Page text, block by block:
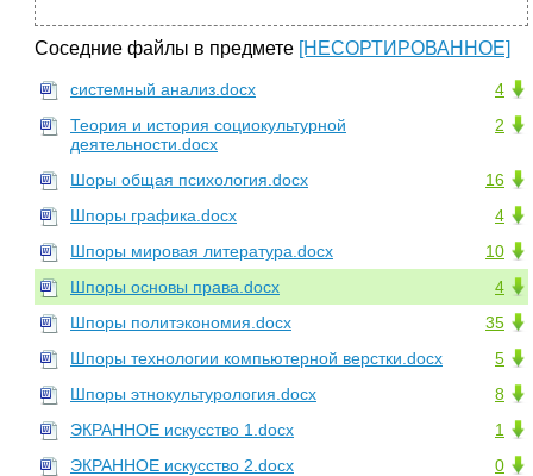
Соседние файлы в предмете [НЕСОРТИРОВАННОЕ]
4
системный анализ.docx
2
Теория и история социокультурной
деятельности.docx
16
Шоры общая психология.docx
4
Шпоры графика.docx
10
Шпоры мировая литература.docx
4
Шпоры основы права.docx
35
Шпоры политэкономия.docx
5
Шпоры технологии компьютерной верстки.docx
8
Шпоры этнокультурология.docx
1
ЭКРАННОЕ искусство 1.docx
0
ЭКРАННОЕ искусство 2.docx